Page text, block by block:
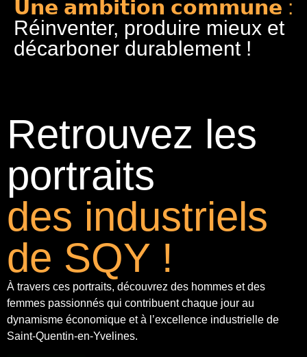
𝗨𝗻𝗲 𝗮𝗺𝗯𝗶𝘁𝗶𝗼𝗻 𝗰𝗼𝗺𝗺𝘂𝗻𝗲 :
Réinventer, produire mieux et
décarboner durablement !
Retrouvez les
portraits
des industriels
de SQY !
À travers ces portraits, découvrez des hommes et des
femmes passionnés qui contribuent chaque jour au
dynamisme économique et à l’excellence industrielle de
Saint-Quentin-en-Yvelines.